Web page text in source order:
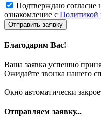
Подтверждаю согласие
ознакомление с Политикой
Отправить заявку
Благодарим Вас!
Ваша заявка успешно
Ожидайте звонка нашего
Окно автоматически
Отправляем заявку...